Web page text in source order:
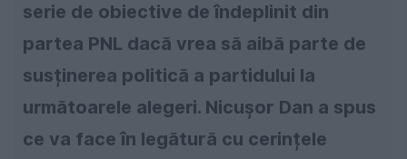
serie de obiective de îndeplinit din
partea PNL dacă vrea să aibă parte de
susținerea politică a partidului la
următoarele alegeri. Nicușor Dan a spus
ce va face în legătură cu cerințele